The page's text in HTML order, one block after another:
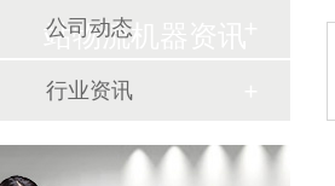
站物流机器资讯
公司动态
行业资讯